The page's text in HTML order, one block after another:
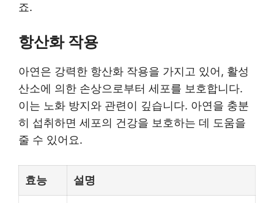
죠.
항산화 작용
아연은 강력한 항산화 작용을 가지고 있어, 활성
산소에 의한 손상으로부터 세포를 보호합니다.
이는 노화 방지와 관련이 깊습니다. 아연을 충분
히 섭취하면 세포의 건강을 보호하는 데 도움을
줄 수 있어요.
효능 설명